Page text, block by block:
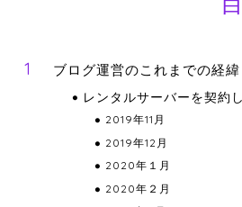
ブログ運営のこれまでの経緯
レンタルサーバーを契約
2019年11月
2019年12月
2020年１月
2020年２月